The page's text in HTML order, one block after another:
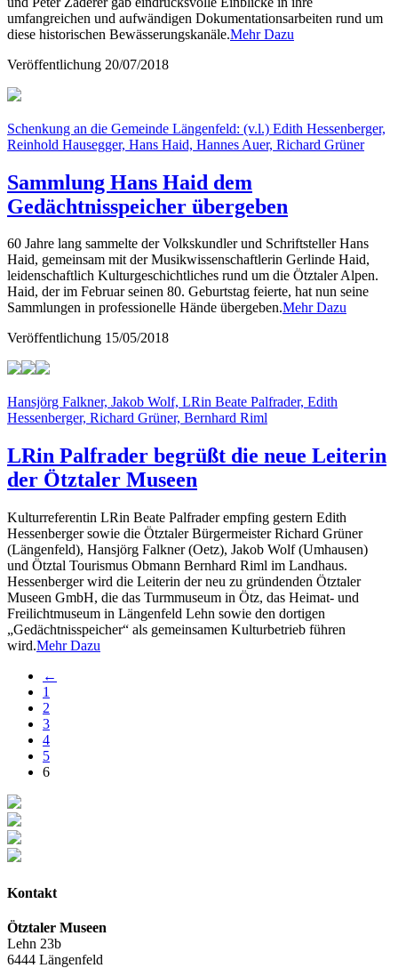
umfangreichen und aufwändigen Dokumentationsarbeiten rund um
diese historischen Bewässerungskanäle.Mehr Dazu
Veröffentlichung 20/07/2018
Schenkung an die Gemeinde Längenfeld: (v.l.) Edith Hessenberger,
Reinhold Hausegger, Hans Haid, Hannes Auer, Richard Grüner
Sammlung Hans Haid dem
Gedächtnisspeicher übergeben
60 Jahre lang sammelte der Volkskundler und Schriftsteller Hans
Haid, gemeinsam mit der Musikwissenschaftlerin Gerlinde Haid,
leidenschaftlich Kulturgeschichtliches rund um die Ötztaler Alpen.
Haid, der im Februar seinen 80. Geburtstag feierte, hat nun seine
Sammlungen in professionelle Hände übergeben.Mehr Dazu
Veröffentlichung 15/05/2018
Hansjörg Falkner, Jakob Wolf, LRin Beate Palfrader, Edith
Hessenberger, Richard Grüner, Bernhard Riml
LRin Palfrader begrüßt die neue Leiterin
der Ötztaler Museen
Kulturreferentin LRin Beate Palfrader empfing gestern Edith
Hessenberger sowie die Ötztaler Bürgermeister Richard Grüner
(Längenfeld), Hansjörg Falkner (Oetz), Jakob Wolf (Umhausen)
und Ötztal Tourismus Obmann Bernhard Riml im Landhaus.
Hessenberger wird die Leiterin der neu zu gründenden Ötztaler
Museen GmbH, die das Turmmuseum in Ötz, das Heimat- und
Freilichtmuseum in Längenfeld Lehn sowie den dortigen
„Gedächtnisspeicher“ als gemeinsamen Kulturbetrieb führen
wird.Mehr Dazu
←
1
2
3
4
5
6
Kontakt
Ötztaler Museen
Lehn 23b
6444 Längenfeld